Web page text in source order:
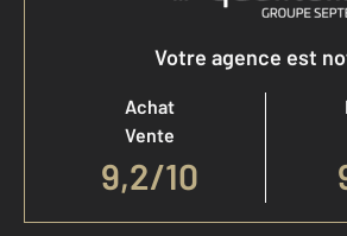
Votre agence est
Achat
Vente
9,2/10